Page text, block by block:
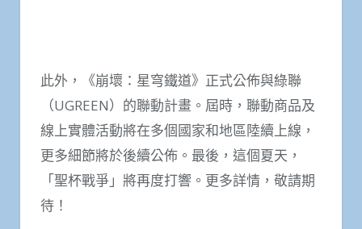
此外，《崩壞：星穹鐵道》正式公佈與綠聯
（UGREEN）的聯動計畫。屆時，聯動商品及
線上實體活動將在多個國家和地區陸續上線，
更多細節將於後續公佈。最後，這個夏天，
「聖杯戰爭」將再度打響。更多詳情，敬請期
待！